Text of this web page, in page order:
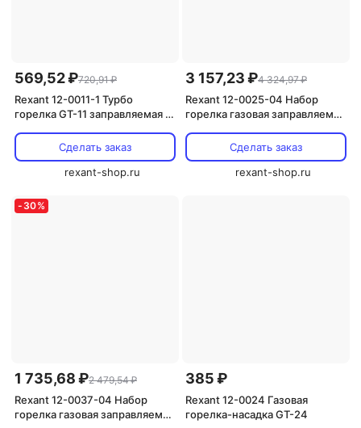
569,52 ₽720,91 ₽
Rexant 12-0011-1 Турбо
горелка GT-11 заправляемая 1
Сделать заказ
rexant-shop.ru
3 157,23 ₽4 324,97 ₽
Rexant 12-0025-04 Набор
горелка газовая заправляемая
Сделать заказ
rexant-shop.ru
- 30%
1 735,68 ₽2 479,54 ₽
Rexant 12-0037-04 Набор
горелка газовая заправляемая
385 ₽
Rexant 12-0024 Газовая
горелка-насадка GT-24